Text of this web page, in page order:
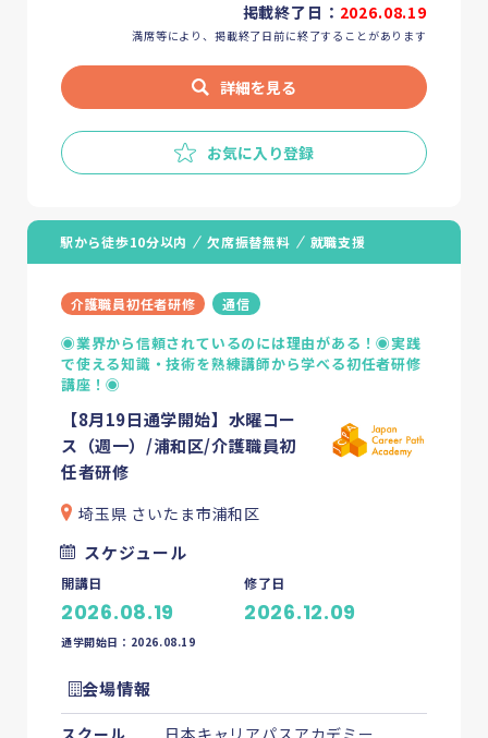
掲載終了日： 2026.08.19
満席等により、掲載終了日前に終了することがあります
詳細を見る
お気に入り登録
駅から徒歩10分以内 欠席振替無料 就職支援
介護職員初任者研修 通信
◉業界から信頼されているのには理由がある！◉実践
で使える知識・技術を熟練講師から学べる初任者研修
講座！◉
【8月19日通学開始】水曜コー
ス（週一）/浦和区/介護職員初
任者研修
埼玉県 さいたま市浦和区
スケジュール
開講日
2026.08.19
修了日
2026.12.09
通学開始日：2026.08.19
会場情報
スクール
日本キャリアパスアカデミー